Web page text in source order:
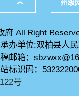
州级
府 All Right
办单位:双柏县人
邮箱：
标识码：
号